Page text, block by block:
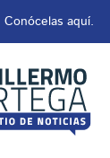
Conócelas aquí.